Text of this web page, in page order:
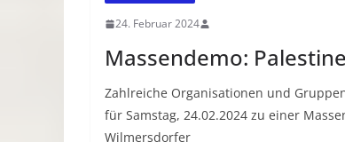
24. Februar 2024
Massendemo:
Zahlreiche Organisationen und
für Samstag, 24.02.2024 zu einer
Wilmersdorfer